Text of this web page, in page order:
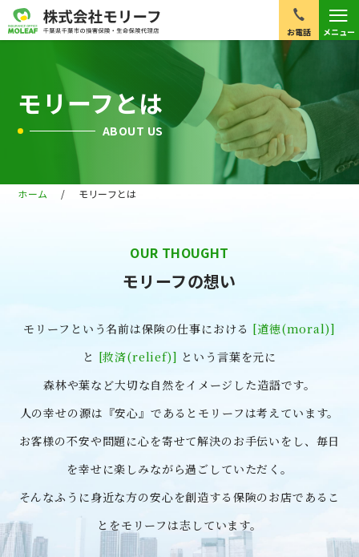
≡
メニュー
お電話
モリーフとは
ABOUT US
ホーム / モリーフとは
OUR THOUGHT
モリーフの想い
モリーフという名前は保険の仕事における [道徳(moral)]
と [救済(relief)] という言葉を元に
森林や葉など大切な自然をイメージした造語です。
人の幸せの源は『安心』であるとモリーフは考えています。
お客様の不安や問題に心を寄せて解決のお手伝いをし、毎日
を幸せに楽しみながら過ごしていただく。
そんなふうに身近な方の安心を創造する保険のお店であるこ
とをモリーフは志しています。